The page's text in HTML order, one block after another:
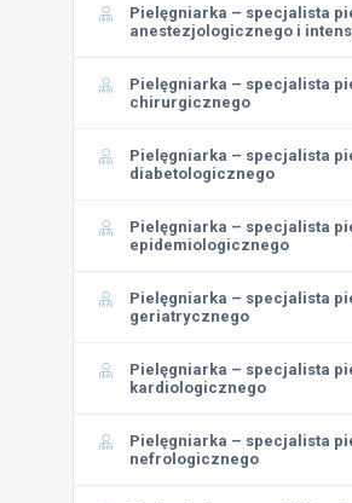
Pielęgniarka – specjalista
anestezjologicznego i
Pielęgniarka – specjalista
chirurgicznego
Pielęgniarka – specjalista
diabetologicznego
Pielęgniarka – specjalista
epidemiologicznego
Pielęgniarka – specjalista
geriatrycznego
Pielęgniarka – specjalista
kardiologicznego
Pielęgniarka – specjalista
nefrologicznego